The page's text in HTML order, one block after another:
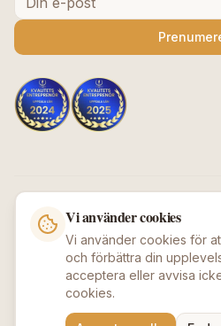
Vi använder cookies
Vi använder cookies för
och förbättra din
acceptera eller avvisa
cookies.
Säkra
2026 Beauty Deluxe /